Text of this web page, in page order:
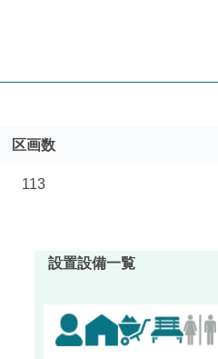
区画数
113
設置設備一覧